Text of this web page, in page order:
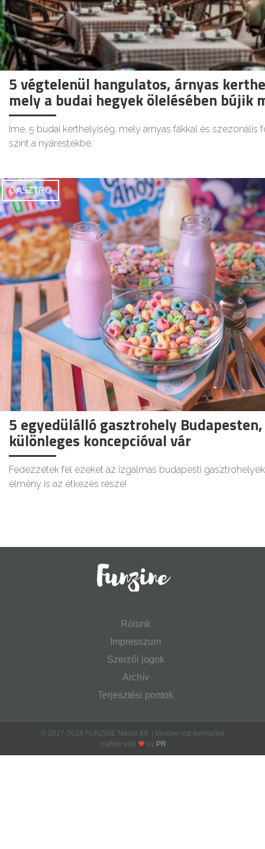
5 végtelenül hangulatos, árnyas
mely a budai hegyek ölelésében bújik
Íme, 5 budai kerthelyiség, mely árnyas fákkal és szezonális
színt a nyárestékbe.
GASZTRO
5 egyedülálló gasztrohely
különleges koncepcióval vár
Fedezzétek fel ezeket az izgalmas budapesti
élmény is az étkezés része!
Rólunk
Impresszum
Szerzői jogok
Archív
Terjesztési pontok
© 2017-2018 FUNZINE Média Kft. | Minden jog fenntartva
crafted with
by PR